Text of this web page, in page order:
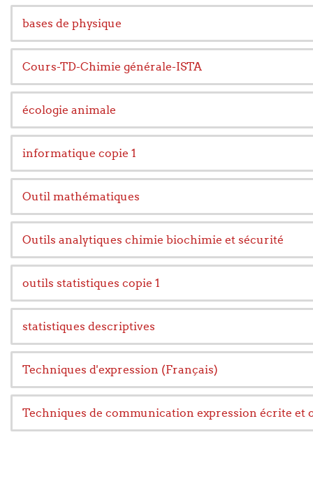
bases de physique
Cours-TD-Chimie générale-ISTA
écologie animale
informatique copie 1
Outil mathématiques
Outils analytiques chimie biochimie et sécurité
outils statistiques copie 1
statistiques descriptives
Techniques d'expression (Français)
Techniques de communication expression écrite et